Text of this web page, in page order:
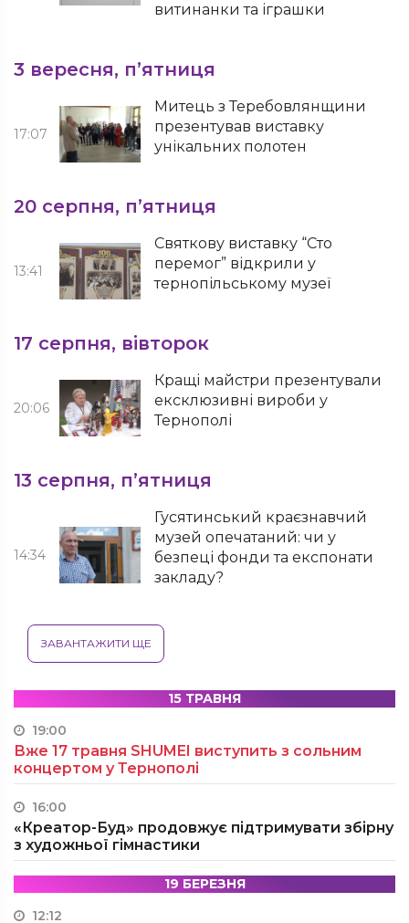
витинанки та іграшки
3 вересня, п’ятниця
17:07
Митець з Теребовлянщини
презентував виставку
унікальних полотен
20 серпня, п’ятниця
13:41
Святкову виставку “Сто
перемог” відкрили у
тернопільському музеї
17 серпня, вівторок
20:06
Кращі майстри презентували
ексклюзивні вироби у
Тернополі
13 серпня, п’ятниця
14:34
Гусятинський краєзнавчий
музей опечатаний: чи у
безпеці фонди та експонати
закладу?
ЗАВАНТАЖИТИ ЩЕ
15 ТРАВНЯ
19:00
Вже 17 травня SHUMEI виступить з сольним
концертом у Тернополі
16:00
«Креатор-Буд» продовжує підтримувати збірну
з художньої гімнастики
19 БЕРЕЗНЯ
12:12